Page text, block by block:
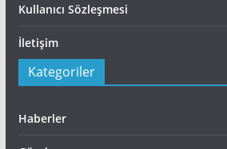
Kullanıcı Sözleşmesi
İletişim
Kategoriler
Haberler